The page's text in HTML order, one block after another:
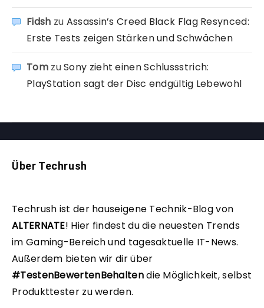
Fidsh zu Assassin’s Creed Black Flag Resynced:
Erste Tests zeigen Stärken und Schwächen
TomzuSony zieht einen Schlussstrich:
PlayStation sagt der Disc endgültig Lebewohl
Über Techrush
Techrush ist der hauseigene Technik-Blog von
ALTERNATE! Hier findest du die neuesten Trends
im Gaming-Bereich und tagesaktuelle IT-News.
Außerdem bieten wir dir über
#TestenBewertenBehaltendie Möglichkeit, selbst
Produkttester zu werden.